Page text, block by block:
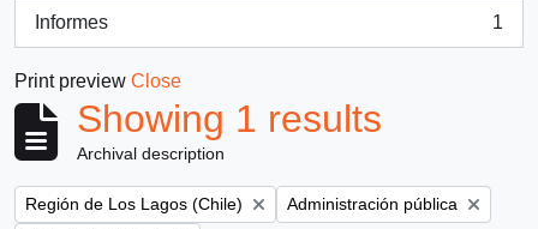
Informes
, 1 results
1
Print preview Close
Showing 1 results
Archival description
Remove filter:
Región de Los Lagos (Chile) Remove filter:
Administración pública